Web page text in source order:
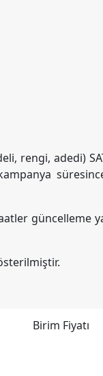
adedi)
güncelleme
Birim Fiyatı